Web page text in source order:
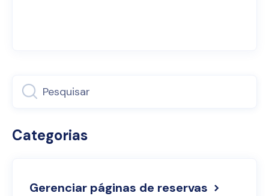
Categorias
Gerenciar páginas de reservas